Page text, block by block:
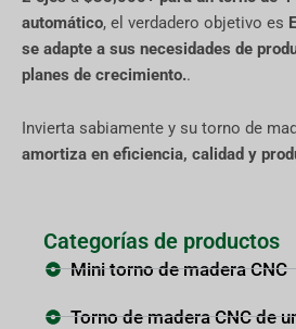
automático, el verdadero objetivo es
se adapte a sus necesidades de
planes de crecimiento..
Invierta sabiamente y su torno de
amortiza en eficiencia, calidad y
Categorías de productos
Mini torno de madera CNC
Torno de madera CNC de